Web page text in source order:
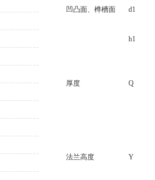
凹凸面、榫槽面 d1
h1
厚度 Q
法兰高度 Y